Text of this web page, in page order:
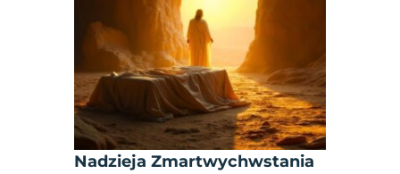
Nadzieja Zmartwychwstania